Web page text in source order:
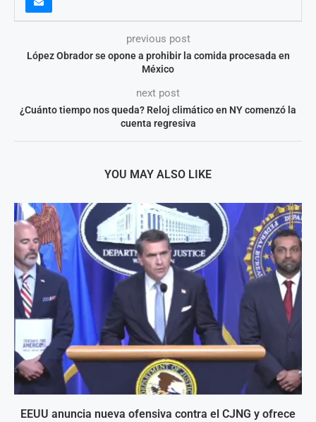
previous post
López Obrador se opone a prohibir la comida procesada en
México
next post
¿Cuánto tiempo nos queda? Reloj climático en NY comenzó la
cuenta regresiva
YOU MAY ALSO LIKE
EEUU anuncia nueva ofensiva contra el CJNG y ofrece